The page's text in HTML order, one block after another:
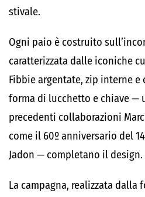
stivale.
Ogni paio è costruito
caratterizzata dalle iconiche
Fibbie argentate, zip interne
forma di lucchetto e chiave —
precedenti collaborazioni Marc
come il 60º anniversario del
Jadon — completano il design.
La campagna, realizzata dalla